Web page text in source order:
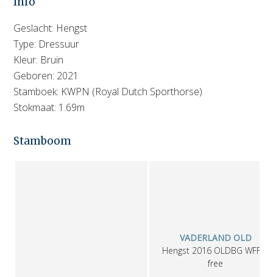
Geslacht: Hengst
Type: Dressuur
Kleur: Bruin
Geboren: 2021
Stamboek: KWPN (Royal Dutch Sporthorse)
Stokmaat: 1.69m
Stamboom
VADERLAND OLD
Hengst 2016 OLDBGWFFS-
free